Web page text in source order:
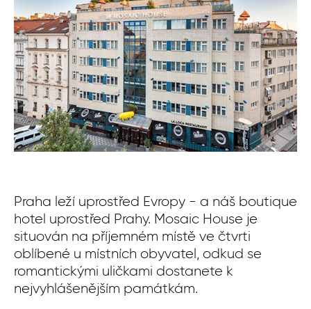
Praha leží uprostřed Evropy - a náš boutique
hotel uprostřed Prahy. Mosaic House je
situován na příjemném místě ve čtvrti
oblíbené u místních obyvatel, odkud se
romantickými uličkami dostanete k
nejvyhlášenějším památkám.